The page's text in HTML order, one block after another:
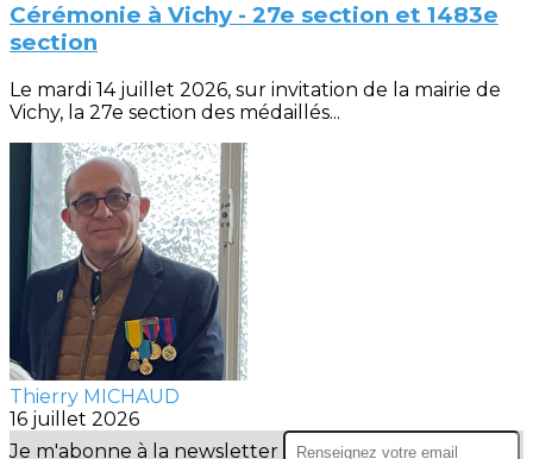
Cérémonie à Vichy - 27e section et 1483e
section
Le mardi 14 juillet 2026, sur invitation de la mairie de
Vichy, la 27e section des médaillés...
Thierry MICHAUD
16 juillet 2026
Je m'abonne à la newsletter